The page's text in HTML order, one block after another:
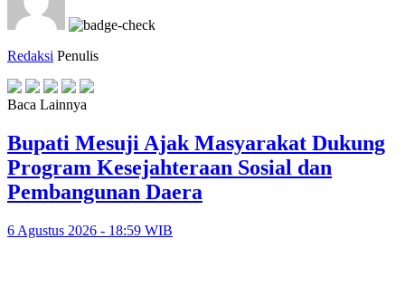
Redaksi Penulis
Baca Lainnya
Bupati Mesuji Ajak Masyarakat Dukung
Program Kesejahteraan Sosial dan
Pembangunan Daera
6 Agustus 2026 - 18:59 WIB